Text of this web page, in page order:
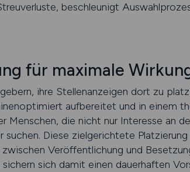
beschleunigt
für maximale
ihre Stellenanzeigen dort zu
aufbereitet und in einem
die nicht nur Interesse an
Diese zielgerichtete
Veröffentlichung und
sich damit einen dauerhaften